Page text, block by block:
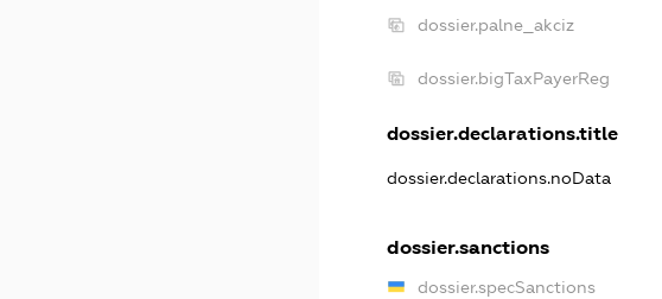
dossier.palne_akciz
dossier.bigTaxPayerReg
dossier.declarations.title
dossier.declarations.noData
dossier.sanctions
dossier.specSanctions